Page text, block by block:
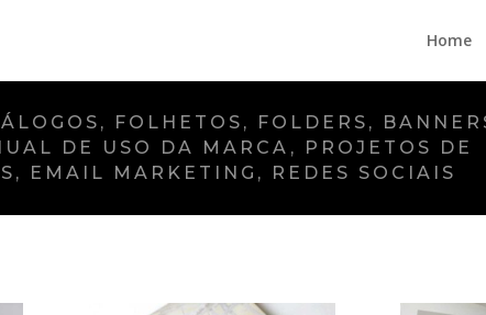
Home
FOLHETOS, FOLDERS,
DE USO DA MARCA, PROJETOS DE
EMAIL MARKETING, REDES SOCIAIS